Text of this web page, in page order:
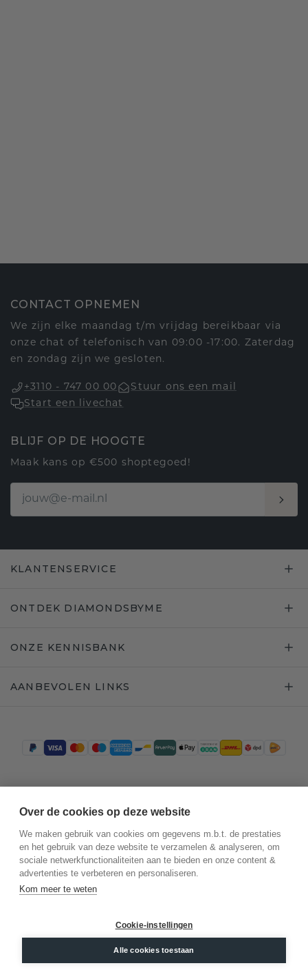
CONTACT OPNEMEN
We zijn elke maandag t/m vrijdag bereikbaar via
onze chat of telefonisch van 09:00 -17:00. Zaterdag
en zondag zijn we gesloten.
+3110 - 747 00 00
Stuur ons een mail
Start een livechat
BLIJF OP DE HOOGTE
Maak kans op €500 shoptegoed!
KLANTENSERVICE
ONTDEK DIAMONDSBYME
ONZE KENNISBANK
AANBEVOLEN LINKS
©2026.DiamondsByMe
Algemene voorwaarden
Over de cookies op deze website
We maken gebruik van cookies om gegevens m.b.t. de prestaties
en het gebruik van deze website te verzamelen & analyseren, om
sociale netwerkfunctionaliteiten aan te bieden en onze content &
advertenties te verbeteren en personaliseren.
Kom meer te weten
Cookie-instellingen
Alle cookies toestaan